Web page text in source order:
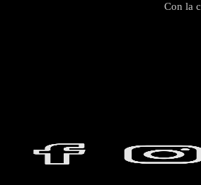
Con la